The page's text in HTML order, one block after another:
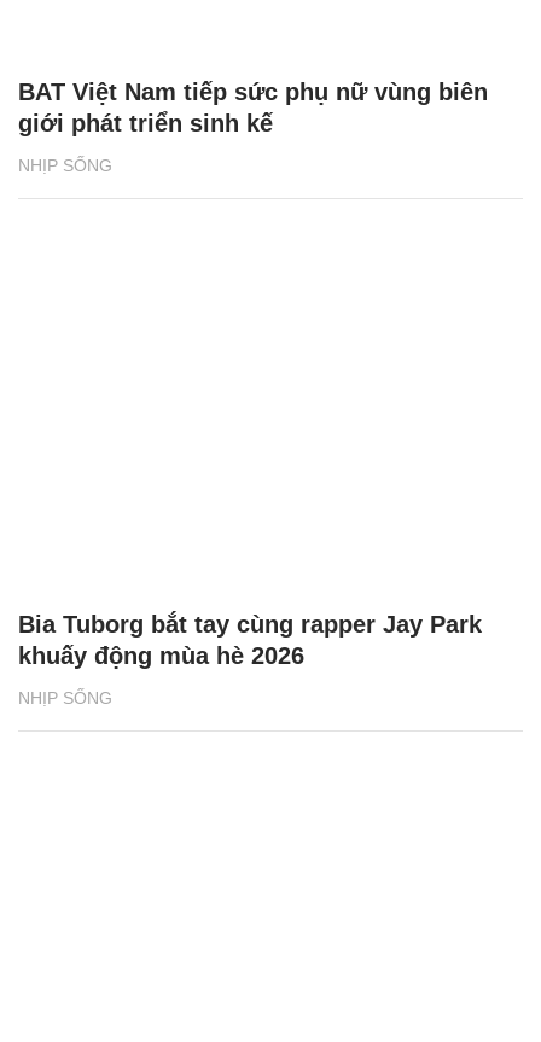
NHỊP SỐNG
BAT Việt Nam tiếp sức phụ nữ vùng biên
giới phát triển sinh kế
NHỊP SỐNG
Bia Tuborg bắt tay cùng rapper Jay Park
khuấy động mùa hè 2026